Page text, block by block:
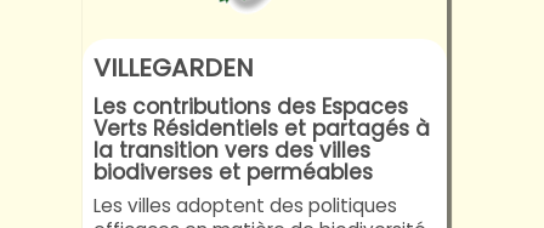
VILLEGARDEN
Les contributions des Espaces
Verts Résidentiels et partagés à
la transition vers des villes
biodiverses et perméables
Les villes adoptent des politiques